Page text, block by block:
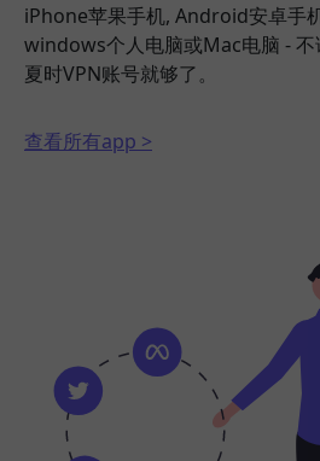
iPhone苹果手机, Android安卓手
windows个人电脑或Mac电脑 - 不
夏时VPN账号就够了。
查看所有app >